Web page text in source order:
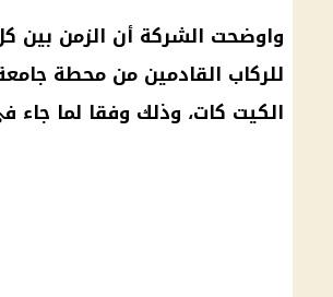
واوضحت الشركة أن الزمن بين
للركاب القادمين من محطة
الكيت كات، وذلك وفقا لما